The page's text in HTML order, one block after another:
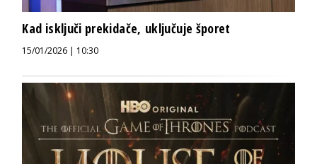
Kad isključi prekidače, uključuje šporet
15/01/2026 | 10:30